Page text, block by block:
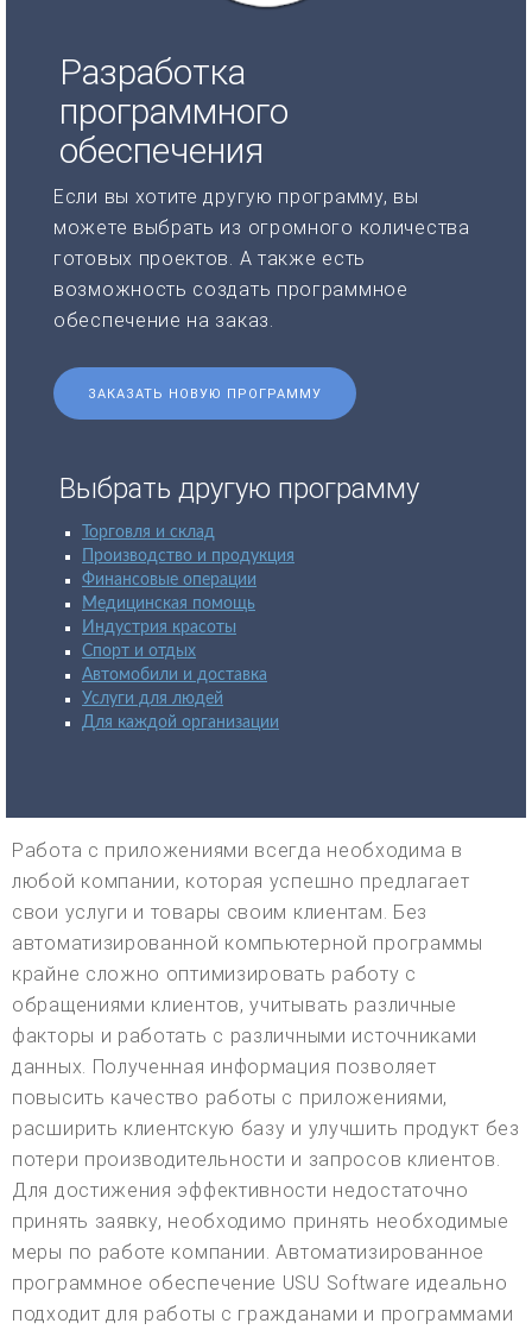
Разработка
программного
обеспечения
Если вы хотите другую программу, вы
можете выбрать из огромного количества
готовых проектов. А также есть
возможность создать программное
обеспечение на заказ.
ЗАКАЗАТЬ НОВУЮ ПРОГРАММУ
Выбрать другую программу
Торговля и склад
Производство и продукция
Финансовые операции
Медицинская помощь
Индустрия красоты
Спорт и отдых
Автомобили и доставка
Услуги для людей
Для каждой организации
Работа с приложениями всегда необходима в
любой компании, которая успешно предлагает
свои услуги и товары своим клиентам. Без
автоматизированной компьютерной программы
крайне сложно оптимизировать работу с
обращениями клиентов, учитывать различные
факторы и работать с различными источниками
данных. Полученная информация позволяет
повысить качество работы с приложениями,
расширить клиентскую базу и улучшить продукт без
потери производительности и запросов клиентов.
Для достижения эффективности недостаточно
принять заявку, необходимо принять необходимые
меры по работе компании. Автоматизированное
программное обеспечение USU Software идеально
подходит для работы с гражданами и программами